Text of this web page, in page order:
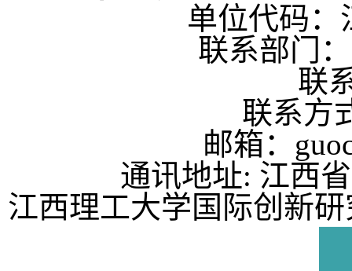
单位代码：
联系部门
联
联系方
邮箱：
通讯地址: 江西
江西理工大学国际创新